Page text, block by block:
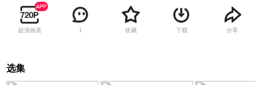
超清画质 1 收藏 下载 分享
选集